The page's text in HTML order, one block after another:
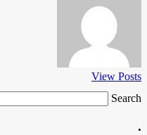
View Posts
Search …
.